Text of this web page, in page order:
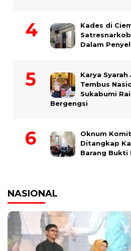
Kades di
Dalam
Karya Syarah
Tembus
Sukabumi
Bergengsi
Oknum
Ditangkap
Barang Bukti
NASIONAL